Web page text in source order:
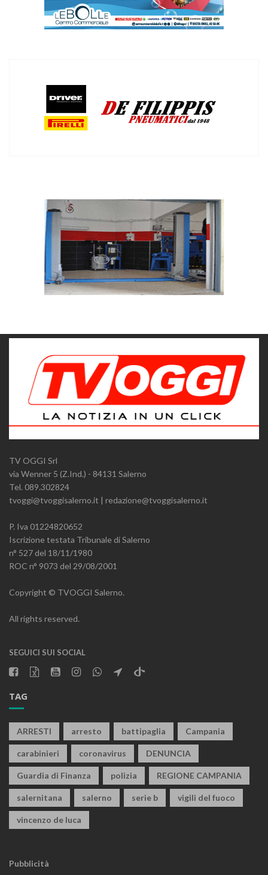
TV OGGI Srl
via Wenner 5 (Z.Ind.) - 84131 Salerno
Tel. 089.302824
tvoggi@tvoggisalerno.it | redazione@tvoggisalerno.it
P. Iva 01224820652
Iscrizione testata Tribunale di Salerno
n° 527 del 18/11/1980
ROC n° 9073 del 29/08/2001
Copyright © TVOGGI Salerno.
All rights reserved.
SEGUICI SUI SOCIAL
TAG
ARRESTI arresto battipaglia Campania
carabinieri coronavirus DENUNCIA
Guardia di Finanza polizia REGIONE CAMPANIA
salernitana salerno serie b vigili del fuoco
vincenzo de luca
Pubblicità